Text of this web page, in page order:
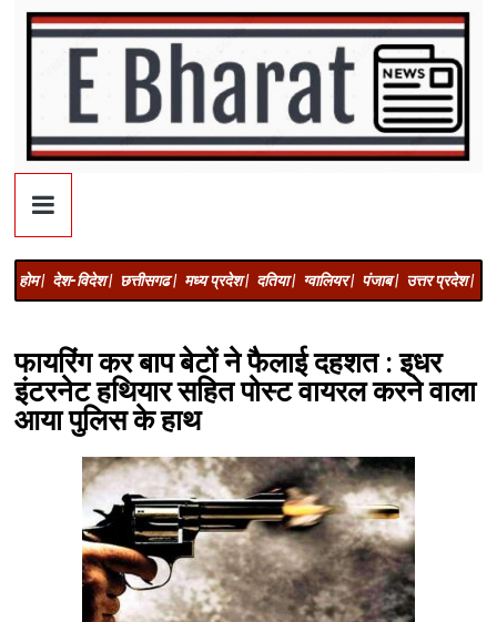
होम | देश-विदेश | छत्तीसगढ | मध्य प्रदेश | दतिया | ग्वालियर | पंजाब | उत्तर प्रदेश |
फायरिंग कर बाप बेटों ने फैलाई दहशत : इधर
इंटरनेट हथियार सहित पोस्ट वायरल करने वाला
आया पुलिस के हाथ